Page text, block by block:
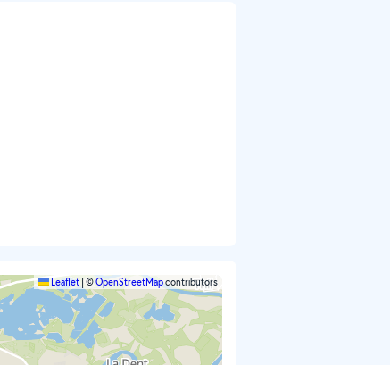
Leaflet ©OpenStreetMapcontributors